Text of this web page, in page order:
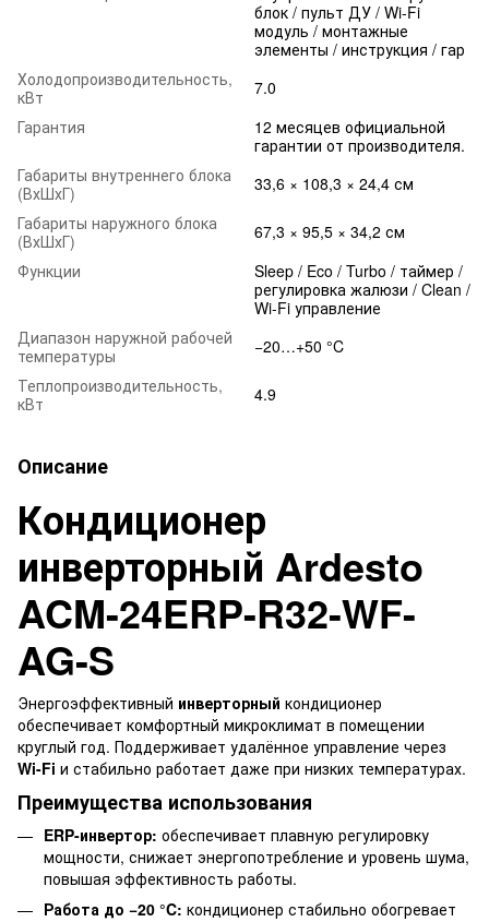
блок / пульт ДУ / Wi-Fi
модуль / монтажные
элементы / инструкция / гар
Холодопроизводительность,
кВт
7.0
Гарантия
12 месяцев официальной
гарантии от производителя.
Габариты внутреннего блока
(ВхШхГ)
33,6 × 108,3 × 24,4 см
Габариты наружного блока
(ВхШхГ)
67,3 × 95,5 × 34,2 см
Функции
Sleep / Eco / Turbo / таймер /
регулировка жалюзи / Clean /
Wi-Fi управление
Диапазон наружной рабочей
температуры
−20…+50 °C
Теплопроизводительность,
кВт
4.9
Описание
Кондиционер
инверторный Ardesto
ACM-24ERP-R32-WF-
AG-S
Энергоэффективный инверторный кондиционер
обеспечивает комфортный микроклимат в помещении
круглый год. Поддерживает удалённое управление через
Wi-Fi и стабильно работает даже при низких температурах.
Преимущества использования
ERP-инвертор: обеспечивает плавную регулировку
мощности, снижает энергопотребление и уровень шума,
повышая эффективность работы.
Работа до −20 °C: кондиционер стабильно обогревает